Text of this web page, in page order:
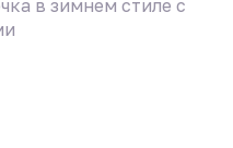
в зимнем стиле с